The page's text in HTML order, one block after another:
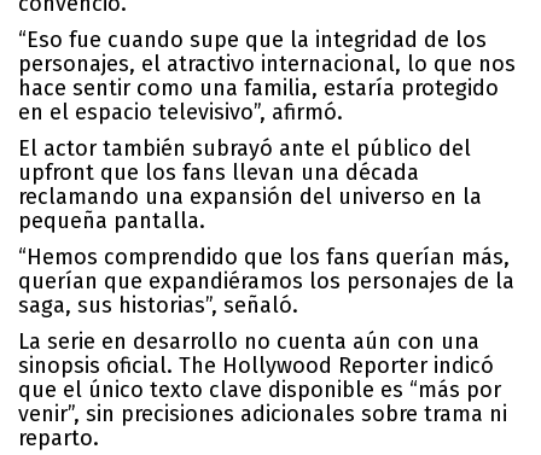
“Eso fue cuando supe que la integridad de los
personajes, el atractivo internacional, lo que nos
hace sentir como una familia, estaría protegido
en el espacio televisivo”, afirmó.
El actor también subrayó ante el público del
upfront que los fans llevan una década
reclamando una expansión del universo en la
pequeña pantalla.
“Hemos comprendido que los fans querían más,
querían que expandiéramos los personajes de la
saga, sus historias”, señaló.
La serie en desarrollo no cuenta aún con una
sinopsis oficial. The Hollywood Reporter indicó
que el único texto clave disponible es “más por
venir”, sin precisiones adicionales sobre trama ni
reparto.